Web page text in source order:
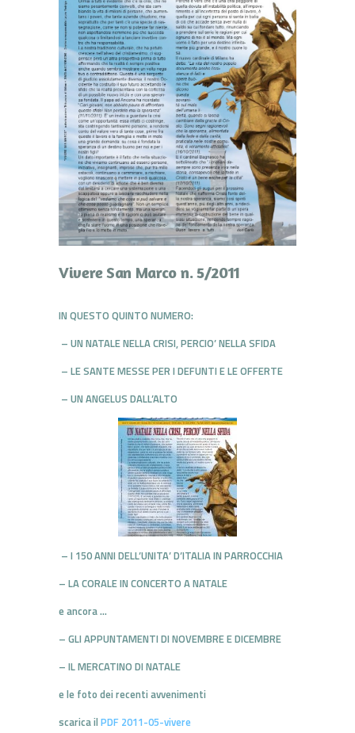
Vivere San Marco n. 5/2011
IN QUESTO QUINTO NUMERO:
– UN NATALE NELLA CRISI, PERCIO’ NELLA SFIDA
– LE SANTE MESSE PER I DEFUNTI E LE OFFERTE
– UN ANGELUS DALL’ALTO
– I 150 ANNI DELL’UNITA’ D’ITALIA IN PARROCCHIA
– LA CORALE IN CONCERTO A NATALE
e ancora …
– GLI APPUNTAMENTI DI NOVEMBRE E DICEMBRE
– IL MERCATINO DI NATALE
e le foto dei recenti avvenimenti
scarica il PDF 2011-05-vivere